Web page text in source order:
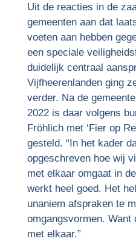
Uit de reacties in de
gemeenten aan dat
voeten aan hebben
een speciale
duidelijk centraal
Vijfheerenlanden ging
verder. Na de
2022 is daar volgens
Fröhlich met ‘Fier op
gesteld. “In het kader
opgeschreven hoe wij
met elkaar omgaat in
werkt heel goed. Het
unaniem afspraken te
omgangsvormen. Want
met elkaar.”